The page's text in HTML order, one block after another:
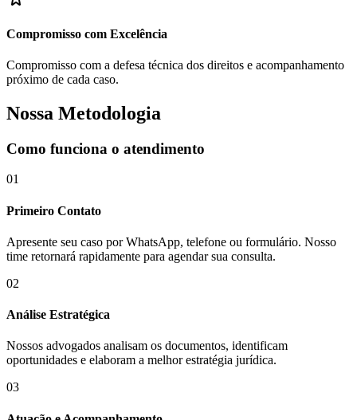
Compromisso com Excelência
Compromisso com a defesa técnica dos direitos e acompanhamento
próximo de cada caso.
Nossa Metodologia
Como funciona o atendimento
01
Primeiro Contato
Apresente seu caso por WhatsApp, telefone ou formulário. Nosso
time retornará rapidamente para agendar sua consulta.
02
Análise Estratégica
Nossos advogados analisam os documentos, identificam
oportunidades e elaboram a melhor estratégia jurídica.
03